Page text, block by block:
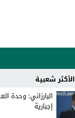
الأكثر شعبية
البارزاني: وحدة
إجبارية